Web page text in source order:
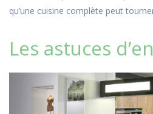
qu’une cuisine complète peut
Les astuces